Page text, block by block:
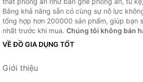
Bằng khả năng sẵn có cùng sự nỗ lực
tổng hợp hơn 200000 sản phẩm, giúp bạn
nhất trước khi mua. Chúng tôi không bán
VỀ ĐỒ GIA DỤNG TỐT
Giới thiệu